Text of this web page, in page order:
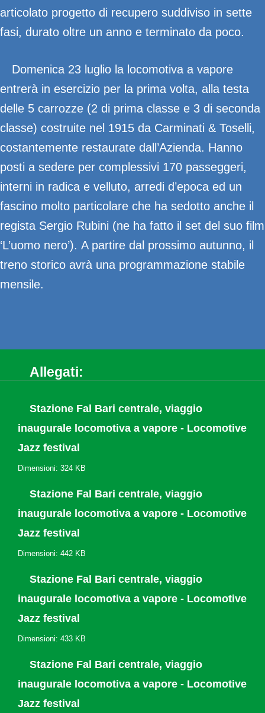
articolato progetto di recupero suddiviso in sette
fasi, durato oltre un anno e terminato da poco.
Domenica 23 luglio la locomotiva a vapore
entrerà in esercizio per la prima volta, alla testa
delle 5 carrozze (2 di prima classe e 3 di seconda
classe) costruite nel 1915 da Carminati & Toselli,
costantemente restaurate dall’Azienda. Hanno
posti a sedere per complessivi 170 passeggeri,
interni in radica e velluto, arredi d’epoca ed un
fascino molto particolare che ha sedotto anche il
regista Sergio Rubini (ne ha fatto il set del suo film
‘L’uomo nero’). A partire dal prossimo autunno, il
treno storico avrà una programmazione stabile
mensile.
Allegati:
Stazione Fal Bari centrale, viaggio
inaugurale locomotiva a vapore - Locomotive
Jazz festival
Dimensioni: 324 KB
Stazione Fal Bari centrale, viaggio
inaugurale locomotiva a vapore - Locomotive
Jazz festival
Dimensioni: 442 KB
Stazione Fal Bari centrale, viaggio
inaugurale locomotiva a vapore - Locomotive
Jazz festival
Dimensioni: 433 KB
Stazione Fal Bari centrale, viaggio
inaugurale locomotiva a vapore - Locomotive
Jazz festival